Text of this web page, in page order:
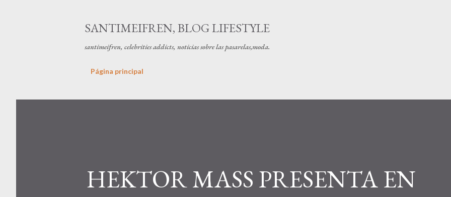
SANTIMEIFREN, BLOG LIFESTYLE
santimeifren, celebrities addicts, noticias sobre las pasarelas,moda.
Página principal
HEKTOR MASS PRESENTA EN